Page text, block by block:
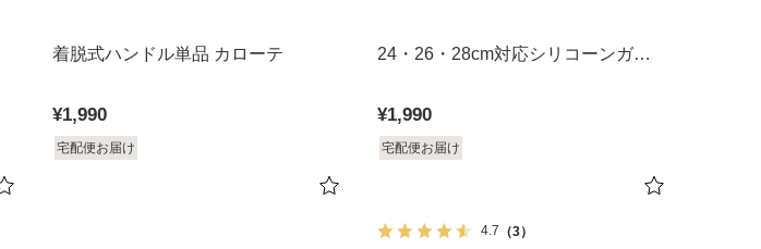
着脱式ハンドル単品 カローテ
¥1,990
宅配便お届け
24・26・28cm対応シリコーンガラ
¥1,990
宅配便お届け
4.7 （3）